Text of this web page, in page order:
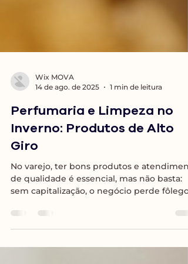
14 de ago. de 2025
Perfumaria e Limpeza no
Inverno: Produtos de Alto
Giro
No varejo, ter bons produtos e
de qualidade é essencial, mas não basta:
sem capitalização, o negócio perde